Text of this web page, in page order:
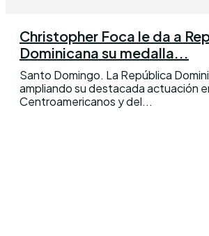
Christopher Foca le da a
Dominicana su medalla...
Santo Domingo. La República
ampliando su destacada actuación
Centroamericanos y del...